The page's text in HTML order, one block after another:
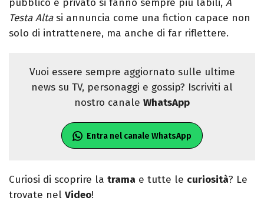
pubblico e privato si fanno sempre più labili, A
Testa Altasi annuncia come una fiction capace non
solo di intrattenere, ma anche di far riflettere.
Vuoi essere sempre aggiornato sulle ultime
news su TV, personaggi e gossip? Iscriviti al
nostro canale WhatsApp
Entra nel canale WhatsApp
Curiosi di scoprire la trama e tutte le curiosità? Le
trovate nel Video!